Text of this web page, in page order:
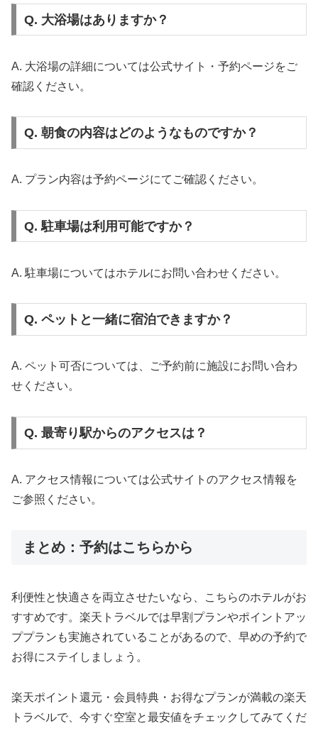
Q. 大浴場はありますか？
A. 大浴場の詳細については公式サイト・予約ページをご
確認ください。
Q. 朝食の内容はどのようなものですか？
A. プラン内容は予約ページにてご確認ください。
Q. 駐車場は利用可能ですか？
A. 駐車場についてはホテルにお問い合わせください。
Q. ペットと一緒に宿泊できますか？
A. ペット可否については、ご予約前に施設にお問い合わ
せください。
Q. 最寄り駅からのアクセスは？
A. アクセス情報については公式サイトのアクセス情報を
ご参照ください。
まとめ：予約はこちらから
利便性と快適さを両立させたいなら、こちらのホテルがお
すすめです。楽天トラベルでは早割プランやポイントアッ
ププランも実施されていることがあるので、早めの予約で
お得にステイしましょう。
楽天ポイント還元・会員特典・お得なプランが満載の楽天
トラベルで、今すぐ空室と最安値をチェックしてみてくだ